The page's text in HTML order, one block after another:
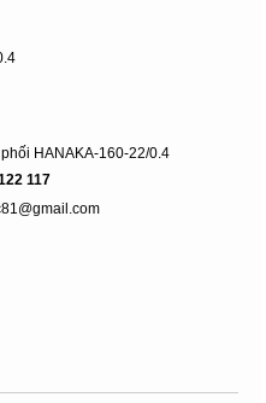
HANAKA-160-22/0.4
117